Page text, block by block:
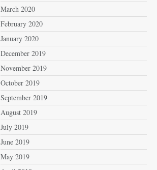
March 2020
February 2020
January 2020
December 2019
November 2019
October 2019
September 2019
August 2019
July 2019
June 2019
May 2019